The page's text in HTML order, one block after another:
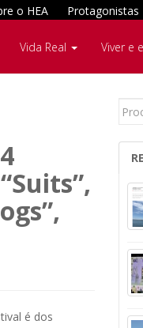
o HEA Protagonistas
Vida Real Viver e
é dos